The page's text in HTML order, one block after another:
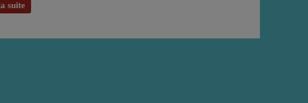
suite